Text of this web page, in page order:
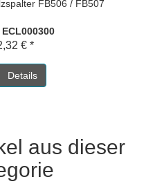
FB506 / FB507
€ *
Details
aus dieser